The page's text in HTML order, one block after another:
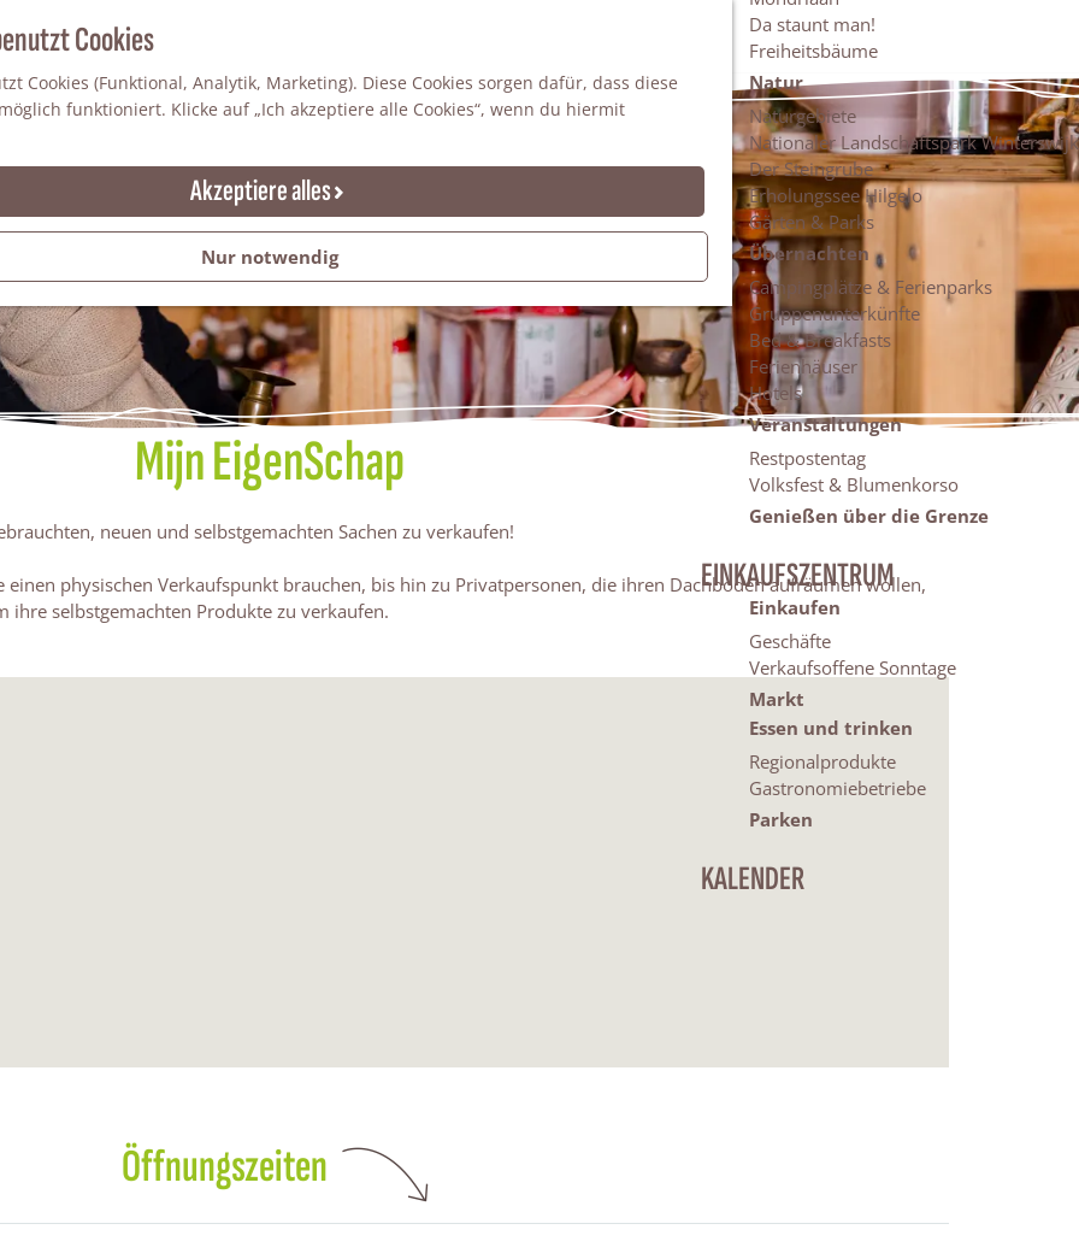
Cookies
Cookies (Funktional, Analytik, Marketing). Diese Cookies sorgen dafür, dass diese
funktioniert. Klicke auf „Ich akzeptiere alle Cookies“, wenn du hiermit
Akzeptiere alles
Nur notwendig
c
n
e
Da staunt man!
Freiheitsbäume
Natur
Naturgebiete
Nationaler Landschaftspark Winterswijk
Der Steingrube
Erholungssee Hilgelo
Gärten & Parks
Übernachten
Campingplätze & Ferienparks
Gruppenunterkünfte
Bed & Breakfasts
Ferienhäuser
Hotels
Veranstaltungen
Restpostentag
Volksfest & Blumenkorso
Genießen über die Grenze
EINKAUFSZENTRUM
Einkaufen
Geschäfte
Verkaufsoffene Sonntage
Markt
Essen und trinken
Regionalprodukte
Gastronomiebetriebe
Parken
KALENDER
Mijn EigenSchap
neuen und selbstgemachten Sachen zu verkaufen!
einen physischen Verkaufspunkt brauchen, bis hin zu Privatpersonen, die ihren Dachboden aufräumen wollen,
selbstgemachten Produkte zu verkaufen.
Öffnungszeiten